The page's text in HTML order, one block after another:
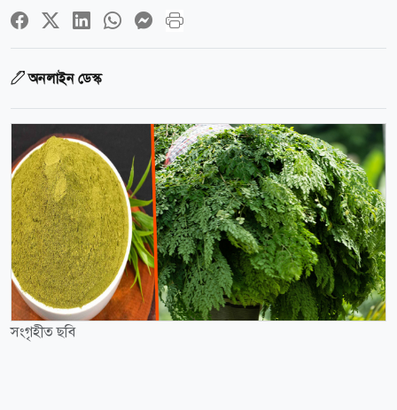
অনলাইন ডেস্ক
সংগৃহীত ছবি